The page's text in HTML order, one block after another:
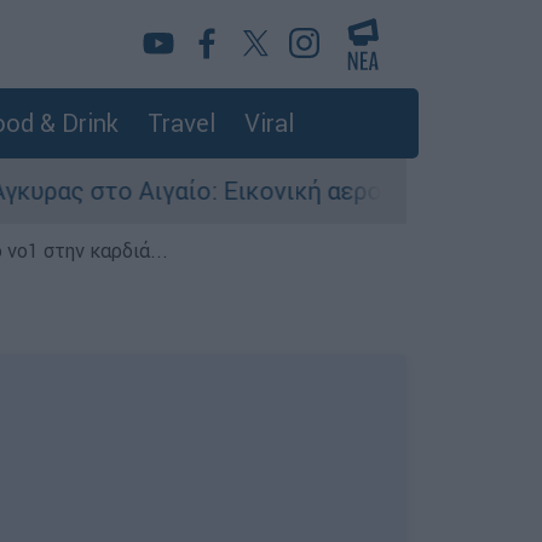
& Drink Travel Viral
Εικονική αερομαχία ανάμεσα σε ελληνικά
στην καρδιά...